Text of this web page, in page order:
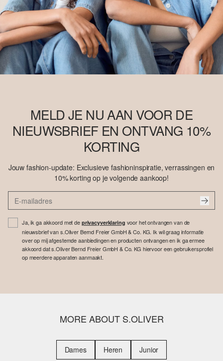
MELD JE NU AAN VOOR DE
NIEUWSBRIEF EN ONTVANG 10%
KORTING
Jouw fashion-update: Exclusieve fashioninspiratie, verrassingen en
10% korting op je volgende aankoop!
Ja, ik ga akkoord met de privacyverklaring voor het ontvangen van de
nieuwsbrief van s.Oliver Bernd Freier GmbH & Co. KG. Ik wil graag informatie
over op mij afgestemde aanbiedingen en producten ontvangen en ik ga ermee
akkoord dat s.Oliver Bernd Freier GmbH & Co. KG hiervoor een gebruikersprofiel
op meerdere apparaten aanmaakt.
MORE ABOUT S.OLIVER
Dames Heren Junior